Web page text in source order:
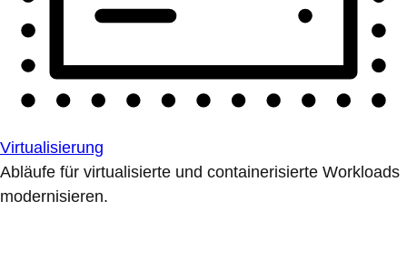
Virtualisierung
Abläufe für virtualisierte und containerisierte Workloads
modernisieren.